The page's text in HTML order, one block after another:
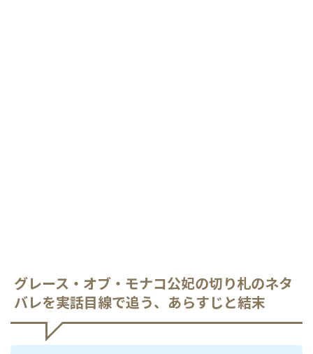
グレース・オブ・モナコ公妃の切り札のネタ
バレを実話目線で追う、あらすじと結末